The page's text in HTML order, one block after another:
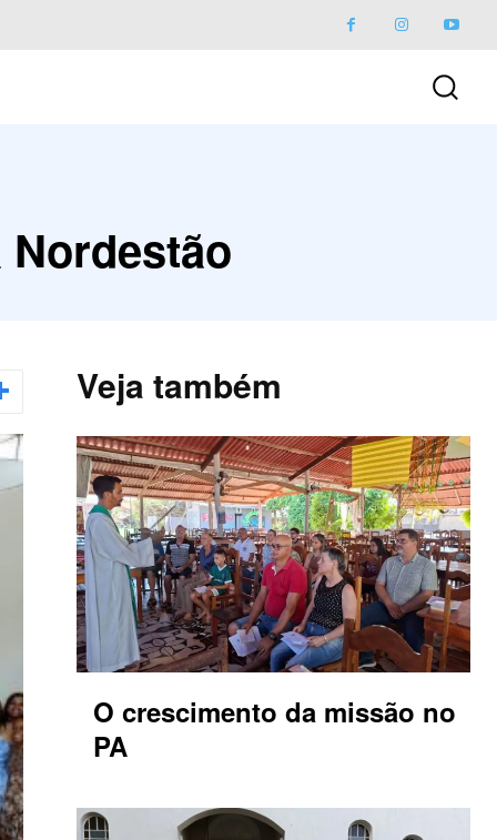
Nordestão
Veja também
O crescimento da missão no
PA